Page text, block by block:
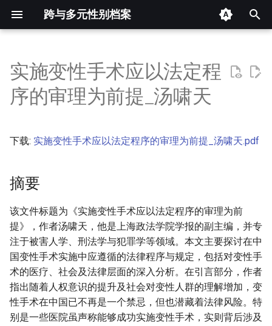
跨与多元性别档案
入
以
开
摘要
实施变性手术应以法定程
序的审理为前提_汤啸天
下载: 实施变性手术应以法定程序的审理为前提_汤啸天.pdf
摘要
该文件标题为《实施变性手术应以法定程序的审理为前
提》，作者汤啸天，他是上海政法学院学报的副主编，并专
注于被害人学、刑法学与犯罪学等领域。本文主要探讨在中
国变性手术实施中应遵循的法律程序与规定，包括对变性手
术的医疗、社会及法律层面的深入分析。在引言部分，作者
指出随着人权意识的提升及社会对变性人群的理解增加，变
性手术在中国已不再是一个禁忌，但也潜藏着法律风险。特
别是一些医院虽声称能够成功实施变性手术，实则背后涉及